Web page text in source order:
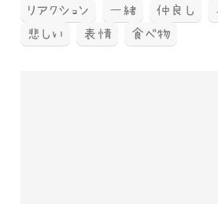
リアクション
一緒 仲良し
悲しい
表情 食べ物